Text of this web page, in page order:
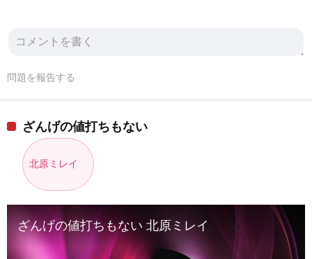
問題を報告する
ざんげの値打ちもない
北原ミレイ
ざんげの値打ちもない 北原ミレイ